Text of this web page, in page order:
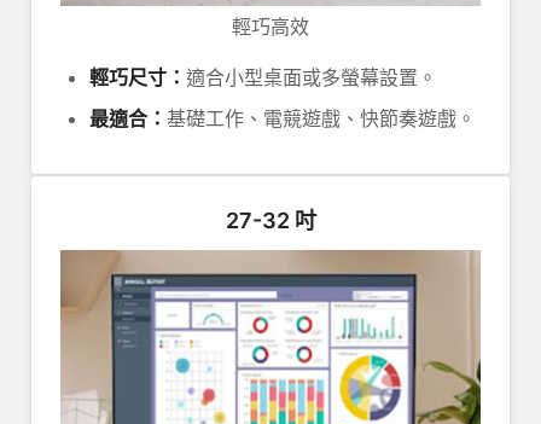
輕巧高效
輕巧尺寸： 適合小型桌面或多螢幕設置。
最適合： 基礎工作、電競遊戲、快節奏遊戲。
27-32 吋